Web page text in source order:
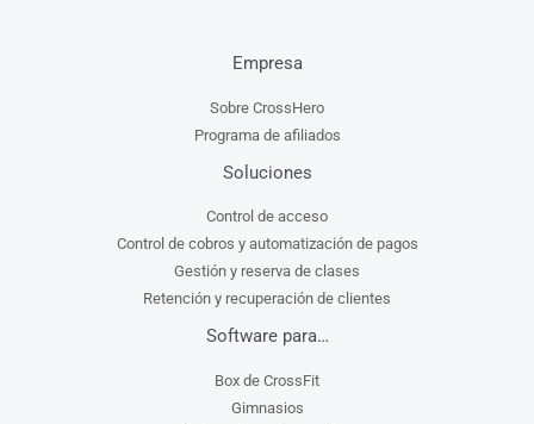
Empresa
Sobre CrossHero
Programa de afiliados
Soluciones
Control de acceso
Control de cobros y automatización de pagos
Gestión y reserva de clases
Retención y recuperación de clientes
Software para…
Box de CrossFit
Gimnasios